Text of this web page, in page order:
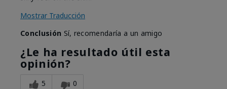
Mostrar Traducción
Conclusión Sí, recomendaría a un amigo
¿Le ha resultado útil esta
opinión?
5 0